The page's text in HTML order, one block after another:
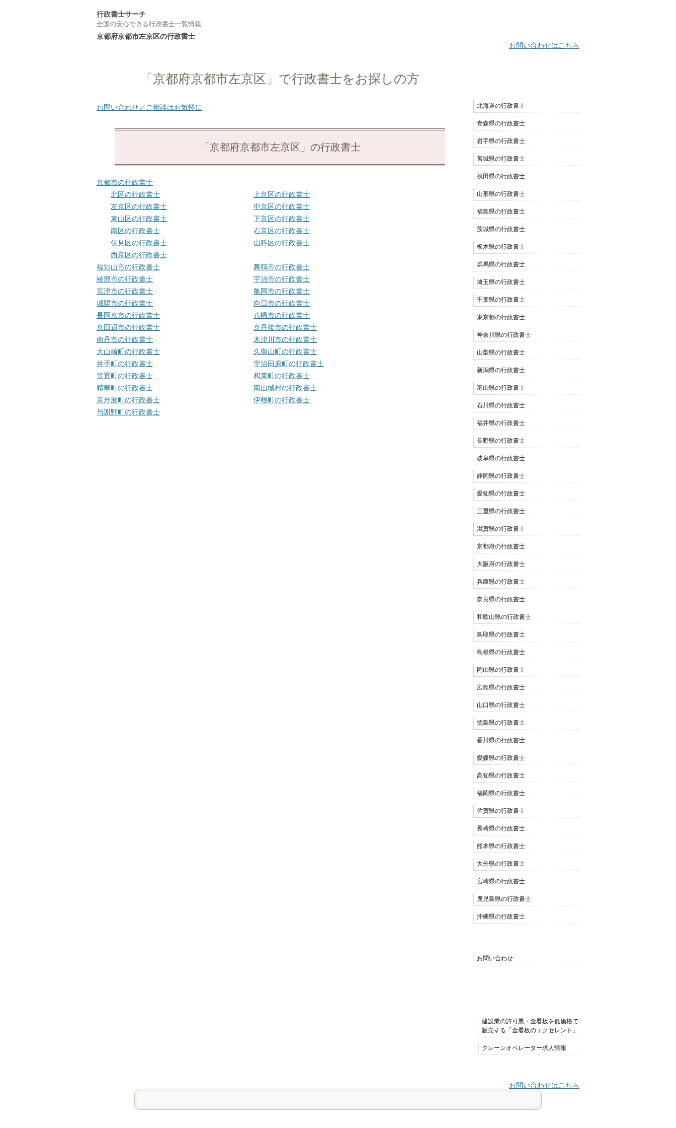
行政書士サーチ
全国の安心できる行政書士一覧情報
京都府京都市左京区の行政書士
お問い合わせはこちら
「京都府京都市左京区」で行政書士をお探しの方
お問い合わせ／ご相談はお気軽に
「京都府京都市左京区」の行政書士
京都市の行政書士
北区の行政書士
上京区の行政書士
左京区の行政書士
中京区の行政書士
東山区の行政書士
下京区の行政書士
南区の行政書士
右京区の行政書士
伏見区の行政書士
山科区の行政書士
西京区の行政書士
福知山市の行政書士
舞鶴市の行政書士
綾部市の行政書士
宇治市の行政書士
宮津市の行政書士
亀岡市の行政書士
城陽市の行政書士
向日市の行政書士
長岡京市の行政書士
八幡市の行政書士
京田辺市の行政書士
京丹後市の行政書士
南丹市の行政書士
木津川市の行政書士
大山崎町の行政書士
久御山町の行政書士
井手町の行政書士
宇治田原町の行政書士
笠置町の行政書士
和束町の行政書士
精華町の行政書士
南山城村の行政書士
京丹波町の行政書士
伊根町の行政書士
与謝野町の行政書士
北海道の行政書士
青森県の行政書士
岩手県の行政書士
宮城県の行政書士
秋田県の行政書士
山形県の行政書士
福島県の行政書士
茨城県の行政書士
栃木県の行政書士
群馬県の行政書士
埼玉県の行政書士
千葉県の行政書士
東京都の行政書士
神奈川県の行政書士
山梨県の行政書士
新潟県の行政書士
富山県の行政書士
石川県の行政書士
福井県の行政書士
長野県の行政書士
岐阜県の行政書士
静岡県の行政書士
愛知県の行政書士
三重県の行政書士
滋賀県の行政書士
京都府の行政書士
大阪府の行政書士
兵庫県の行政書士
奈良県の行政書士
和歌山県の行政書士
鳥取県の行政書士
島根県の行政書士
岡山県の行政書士
広島県の行政書士
山口県の行政書士
徳島県の行政書士
香川県の行政書士
愛媛県の行政書士
高知県の行政書士
福岡県の行政書士
佐賀県の行政書士
長崎県の行政書士
熊本県の行政書士
大分県の行政書士
宮崎県の行政書士
鹿児島県の行政書士
沖縄県の行政書士
お問い合わせ
建設業の許可票・金看板を低価格で
販売する「金看板のエクセレント」
クレーンオペレーター求人情報
お問い合わせはこちら